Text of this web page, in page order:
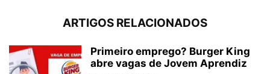
ARTIGOS RELACIONADOS
Primeiro emprego? Burger King
abre vagas de Jovem Aprendiz